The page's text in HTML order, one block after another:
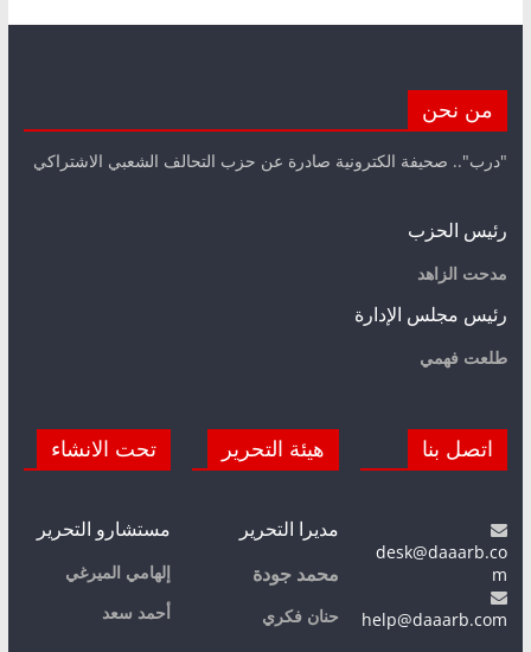
من نحن
"درب".. صحيفة الكترونية صادرة عن حزب التحالف الشعبي الاشتراكي
رئيس الحزب
مدحت الزاهد
رئيس مجلس الإدارة
طلعت فهمي
اتصل بنا
desk@daaarb.co
m
help@daaarb.com
هيئة التحرير
مديرا التحرير
محمد جودة
حنان فكري
تحت الانشاء
مستشارو التحرير
إلهامي الميرغي
أحمد سعد